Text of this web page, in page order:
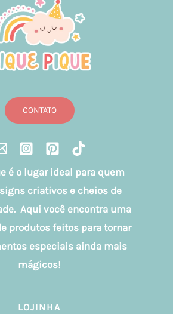
CONTATO
é o lugar ideal para quem
criativos e cheios de
Aqui você encontra uma
produtos feitos para tornar
especiais ainda mais
mágicos!
LOJINHA